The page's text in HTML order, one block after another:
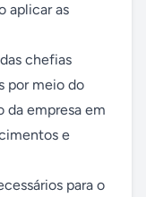
aplicar as
chefias
por meio do
empresa em
e
para o